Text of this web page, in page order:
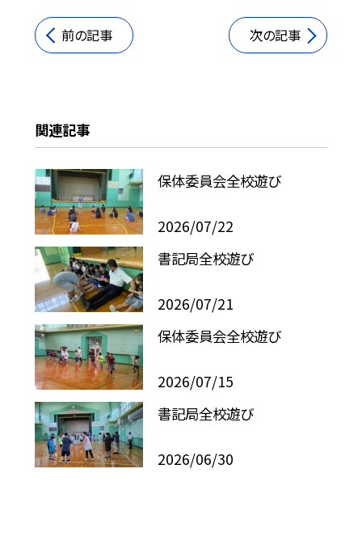
前の記事 次の記事
関連記事
保体委員会全校遊び
2026/07/22
書記局全校遊び
2026/07/21
保体委員会全校遊び
2026/07/15
書記局全校遊び
2026/06/30